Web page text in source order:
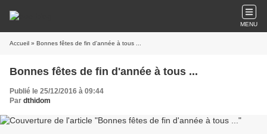
MENU
Accueil » Bonnes fêtes de fin d'année à tous ...
Bonnes fêtes de fin d'année à tous ...
Publié le 25/12/2016 à 09:44
Par dthidom